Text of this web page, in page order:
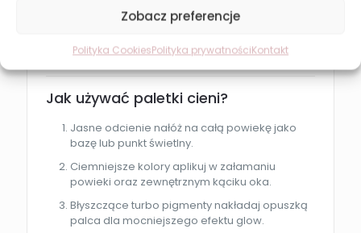
Zobacz preferencje
Polityka CookiesPolityka prywatnościKontakt
elegancki makijaż glamour
naturalne lub intensywne wykończenie
Jak używać paletki cieni?
Jasne odcienie nałóż na całą powiekę jako
bazę lub punkt świetlny.
Ciemniejsze kolory aplikuj w załamaniu
powieki oraz zewnętrznym kąciku oka.
Błyszczące turbo pigmenty nakładaj opuszką
palca dla mocniejszego efektu glow.